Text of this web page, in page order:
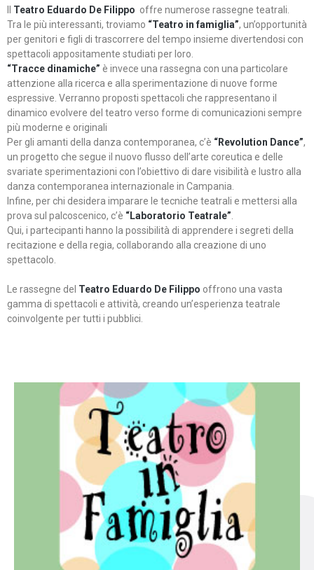
Teatro Eduardo De Filippo offre numerose rassegne teatrali.
Tra le più interessanti, troviamo “Teatro in famiglia”, un’opportunità
per genitori e figli di trascorrere del tempo insieme divertendosi con
spettacoli appositamente studiati per loro.
“Tracce dinamiche” è invece una rassegna con una particolare
attenzione alla ricerca e alla sperimentazione di nuove forme
espressive. Verranno proposti spettacoli che rappresentano il
dinamico evolvere del teatro verso forme di comunicazioni sempre
più moderne e originali
Per gli amanti della danza contemporanea, c’è “Revolution Dance”,
un progetto che segue il nuovo flusso dell’arte coreutica e delle
svariate sperimentazioni con l’obiettivo di dare visibilità e lustro alla
danza contemporanea internazionale in Campania.
Infine, per chi desidera imparare le tecniche teatrali e mettersi alla
prova sul palcoscenico, c’è “Laboratorio Teatrale”
Qui, i partecipanti hanno la possibilità di apprendere i segreti della
recitazione e della regia, collaborando alla creazione di uno
spettacolo.
Le rassegne del Teatro Eduardo De Filippo offrono una vasta
gamma di spettacoli e attività, creando un’esperienza teatrale
coinvolgente per tutti i pubblici.
Teatro in famiglia
Teatro In Famiglia è una rassegna di teatro concepita
per far condividere e godere del teatro all’intera
famiglia.
Continua